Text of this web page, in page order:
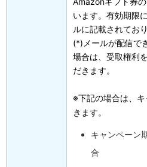
います。有効期限
ルに記載されており
(*)メールが配信で
場合は、受取権利
だきます。
※下記の場合は、
きます。
キャンペーン
合